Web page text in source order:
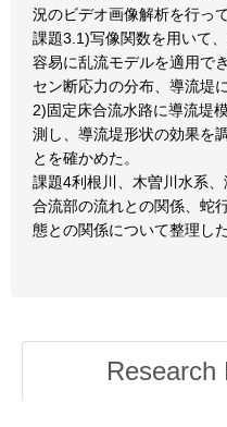
況のビデオ画像解析を行っ
課題3.1)写像関数を用いて
容易に乱流モデルを適用で
セン断応力の分布、導流堤
2)固定床合流水路に導流堤
測し、導流堤形状の効果を
とを確かめた。
課題4利根川、木曽川水系、
合流部の流れとの関係、蛇
態との関係について整理した
Research